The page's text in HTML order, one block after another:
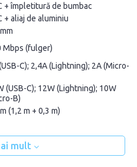
+ împletitură de bumbac
+ aliaj de aluminiu
Mbps (fulger)
C); 2,4A (Lightning); 2A (Micro-
(USB-C); 12W (Lightning); 10W
B)
(1,2 m + 0,3 m)
mult